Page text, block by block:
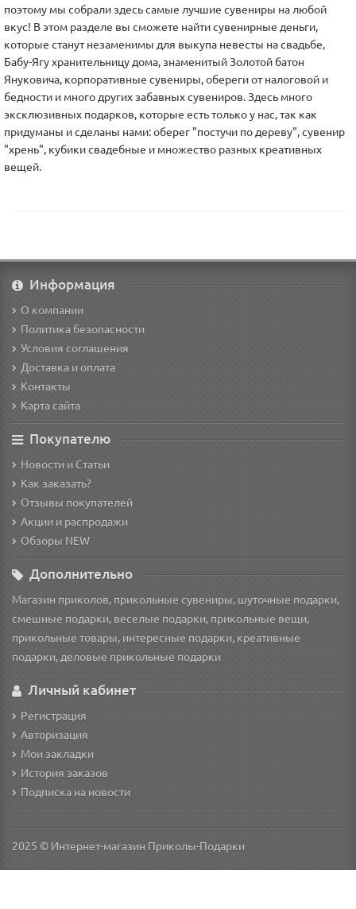
поэтому мы собрали здесь самые лучшие сувениры на любой
вкус! В этом разделе вы сможете найти сувенирные деньги,
которые станут незаменимы для выкупа невесты на свадьбе,
Бабу-Ягу хранительницу дома, знаменитый Золотой батон
Януковича, корпоративные сувениры, обереги от налоговой и
бедности и много других забавных сувениров. Здесь много
эксклюзивных подарков, которые есть только у нас, так как
придуманы и сделаны нами: оберег "постучи по дереву", сувенир
"хрень", кубики свадебные и множество разных креативных
вещей.
Информация
О компании
Политика безопасности
Условия соглашения
Доставка и оплата
Контакты
Карта сайта
Покупателю
Новости и Статьи
Как заказать?
Отзывы покупателей
Акции и распродажи
Обзоры NEW
Дополнительно
Магазин приколов, прикольные сувениры, шуточные подарки,
смешные подарки, веселые подарки, прикольные вещи,
прикольные товары, интересные подарки, креативные
подарки, деловые прикольные подарки
Личный кабинет
Регистрация
Авторизация
Мои закладки
История заказов
Подписка на новости
2025 © Интернет-магазин Приколы-Подарки